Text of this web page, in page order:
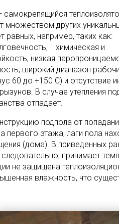
множеством других
равных, например, таких как:
химическая и
низкая
широкий диапазон
60 до +150 С) и отсутствие
В случае утепления
отпадает.
подпола от
первого этажа, лаги пола
(дома). В приведенных
принимает
не защищена
влажность, что